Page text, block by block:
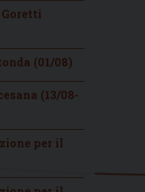
(01/08)
(13/08-
per il